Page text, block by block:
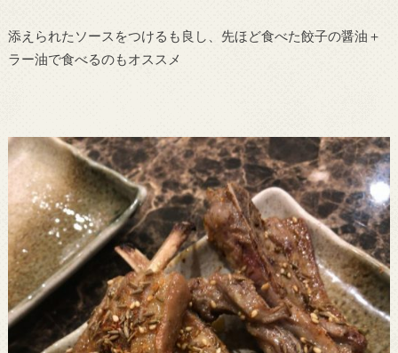
添えられたソースをつけるも良し、先ほど食べた餃子の醤油＋
ラー油で食べるのもオススメ